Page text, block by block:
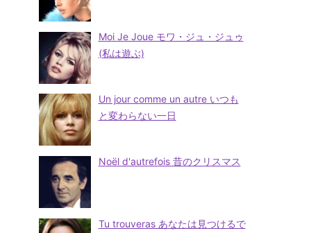
Moi Je Joue モワ・ジュ・ジュゥ
(私は遊ぶ)
Un jour comme un autre いつも
と変わらない一日
Noël d'autrefois 昔のクリスマス
Tu trouveras あなたは見つけるで